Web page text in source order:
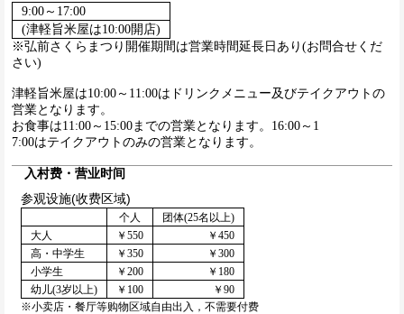
9:00～17:00
(津軽旨米屋は10:00開店)
※弘前さくらまつり開催期間は営業時間延長日あり(お問合せくだ
さい)
津軽旨米屋は10:00～11:00はドリンクメニュー及びテイクアウトの
営業となります。
お食事は11:00～15:00までの営業となります。16:00～1
7:00はテイクアウトのみの営業となります。
入村费・营业时间
参观设施(收费区域)
个人
团体(25名以上)
大人
￥550
￥450
高・中学生
￥350
￥300
小学生
￥200
￥180
幼儿(3岁以上)
￥100
￥90
※小卖店・餐厅等购物区域自由出入，不需要付费